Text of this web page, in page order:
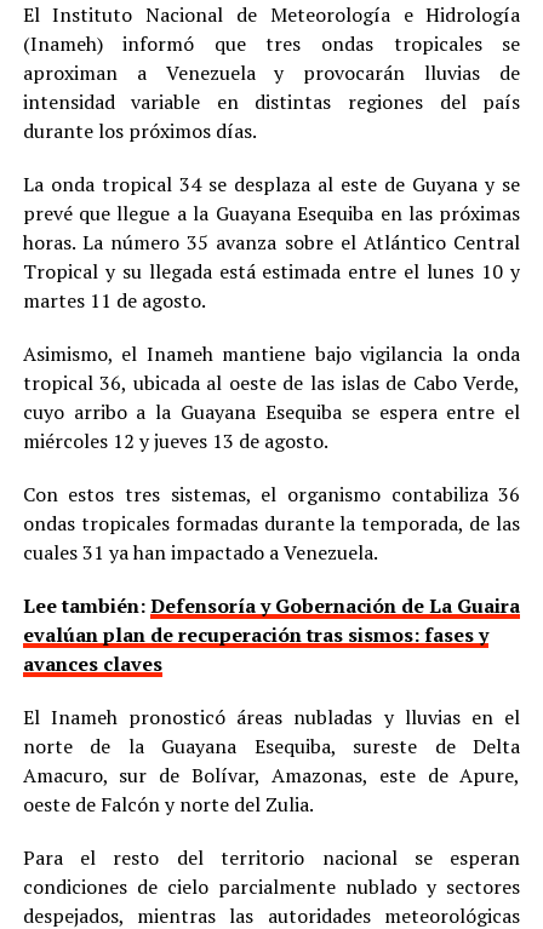
El Instituto Nacional de Meteorología e Hidrología
(Inameh) informó que tres ondas tropicales se
aproximan a Venezuela y provocarán lluvias de
intensidad variable en distintas regiones del país
durante los próximos días.
La onda tropical 34 se desplaza al este de Guyana y se
prevé que llegue a la Guayana Esequiba en las próximas
horas. La número 35 avanza sobre el Atlántico Central
Tropical y su llegada está estimada entre el lunes 10 y
martes 11 de agosto.
Asimismo, el Inameh mantiene bajo vigilancia la onda
tropical 36, ubicada al oeste de las islas de Cabo Verde,
cuyo arribo a la Guayana Esequiba se espera entre el
miércoles 12 y jueves 13 de agosto.
Con estos tres sistemas, el organismo contabiliza 36
ondas tropicales formadas durante la temporada, de las
cuales 31 ya han impactado a Venezuela.
Lee también:Defensoría y Gobernación de La Guaira
evalúan plan de recuperación tras sismos: fases y
avances claves
El Inameh pronosticó áreas nubladas y lluvias en el
norte de la Guayana Esequiba, sureste de Delta
Amacuro, sur de Bolívar, Amazonas, este de Apure,
oeste de Falcón y norte del Zulia.
Para el resto del territorio nacional se esperan
condiciones de cielo parcialmente nublado y sectores
despejados, mientras las autoridades meteorológicas